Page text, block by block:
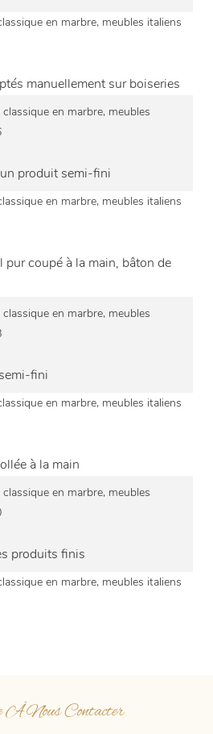
manuellement sur boiseries
produit semi-fini
pur coupé à la main, bâton de
fini
à la main
produits finis
À Nous Contacter